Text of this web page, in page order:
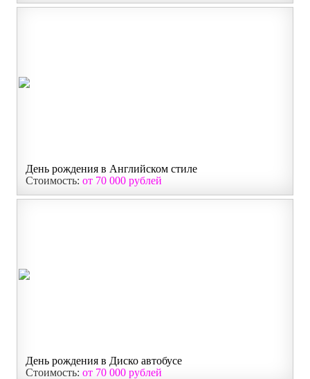
День рождения в Английском стиле
Стоимость: от 70 000 рублей
День рождения в Диско автобусе
Стоимость: от 70 000 рублей